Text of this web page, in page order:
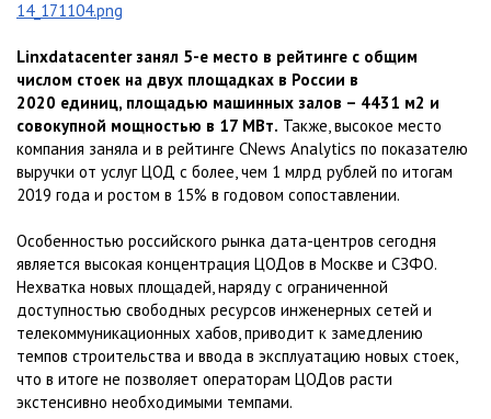
14_171104.png
Linxdatacenter занял 5-е место в рейтинге с общим
числом стоек на двух площадках в России в
2020 единиц, площадью машинных залов – 4431 м2 и
совокупной мощностью в 17 МВт. Также, высокое место
компания заняла и в рейтинге CNews Analytics по показателю
выручки от услуг ЦОД с более, чем 1 млрд рублей по итогам
2019 года и ростом в 15% в годовом сопоставлении.
Особенностью российского рынка дата-центров сегодня
является высокая концентрация ЦОДов в Москве и СЗФО.
Нехватка новых площадей, наряду с ограниченной
доступностью свободных ресурсов инженерных сетей и
телекоммуникационных хабов, приводит к замедлению
темпов строительства и ввода в эксплуатацию новых стоек,
что в итоге не позволяет операторам ЦОДов расти
экстенсивно необходимыми темпами.